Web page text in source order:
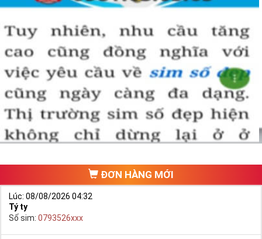
ĐƠN HÀNG MỚI
Lúc: 08/08/2026 04:32
Tý ty
Số sim: 0793526xxx